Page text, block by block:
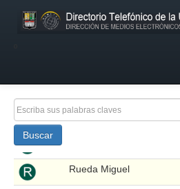
Buscar
Rondón Maria Eugenia
Rotundo Parra Nelly Elena
Rueda Miguel